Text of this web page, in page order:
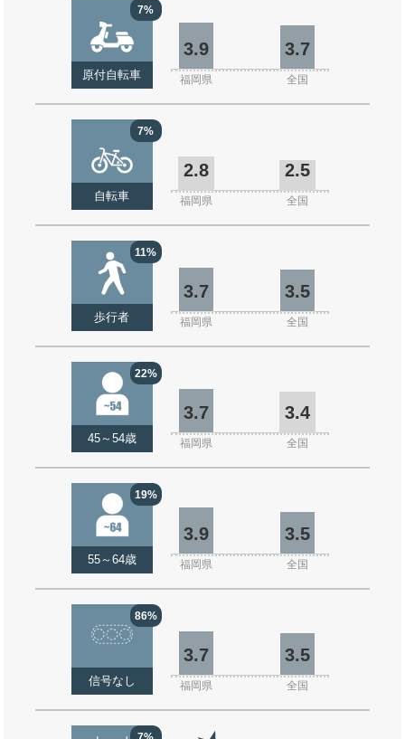
7%
原付自転車
3.9 3.7
福岡県 全国
7%
自転車
2.8 2.5
福岡県 全国
11%
歩行者
3.7 3.5
福岡県 全国
22%
45～54歳
3.7 3.4
福岡県 全国
19%
55～64歳
3.9 3.5
福岡県 全国
86%
信号なし
3.7 3.5
福岡県 全国